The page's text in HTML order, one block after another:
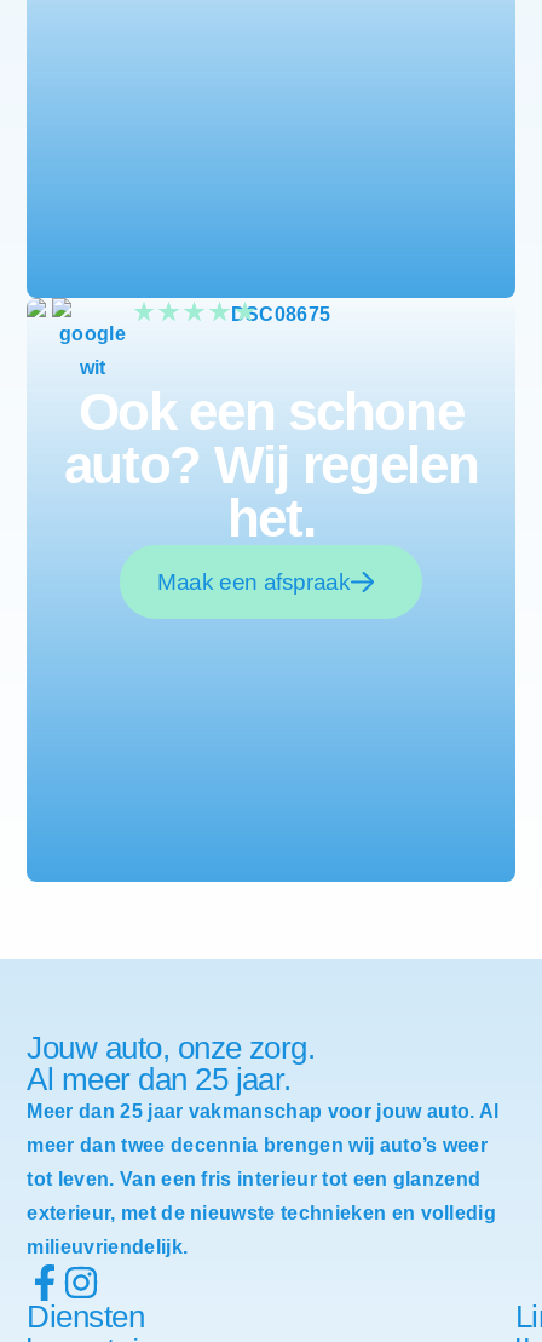
Ook een schone
auto? Wij regelen
het.
Maak een afspraak
Jouw auto, onze zorg.
Al meer dan 25 jaar.
Meer dan 25 jaar vakmanschap voor jouw auto. Al
meer dan twee decennia brengen wij auto’s weer
tot leven. Van een fris interieur tot een glanzend
exterieur, met de nieuwste technieken en volledig
milieuvriendelijk.
Diensten